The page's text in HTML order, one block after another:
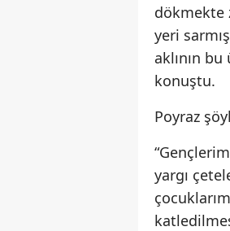
dökmekte
yeri
aklının
konuştu.
Poyraz
yargı